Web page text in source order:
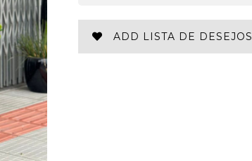
ADD LISTA DE DESEJOS